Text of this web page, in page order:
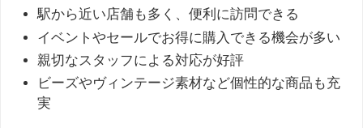
駅から近い店舗も多く、便利に訪問できる
イベントやセールでお得に購入できる機会が多い
親切なスタッフによる対応が好評
ビーズやヴィンテージ素材など個性的な商品も充
実